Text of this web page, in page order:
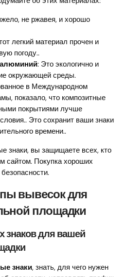
не ржавея, и хорошо
легкий материал прочен и
погоду..
: Это экологично и
окружающей среды.
в Международном
показало, что композитные
покрытиями лучше
Это сохранит ваши знаки
времени..
знаки, вы защищаете всех, кто
сайтом. Покупка хороших
вывесок для
площадки
для вашей
знаки, знать, для чего нужен